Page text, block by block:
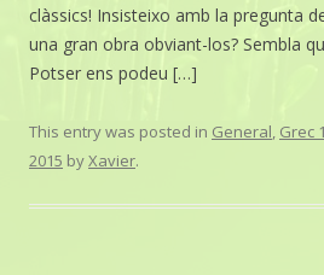
clàssics! Insisteixo amb la pregunta
una gran obra obviant-los? Sembla
Potser ens podeu […]
This entry was posted in General, Grec
2015 byXavier.